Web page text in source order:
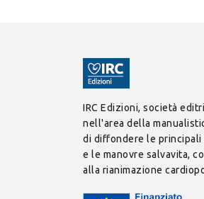
IRC Edizioni, società
nell'area della
di diffondere le
e le manovre salvavita,
alla rianimazione